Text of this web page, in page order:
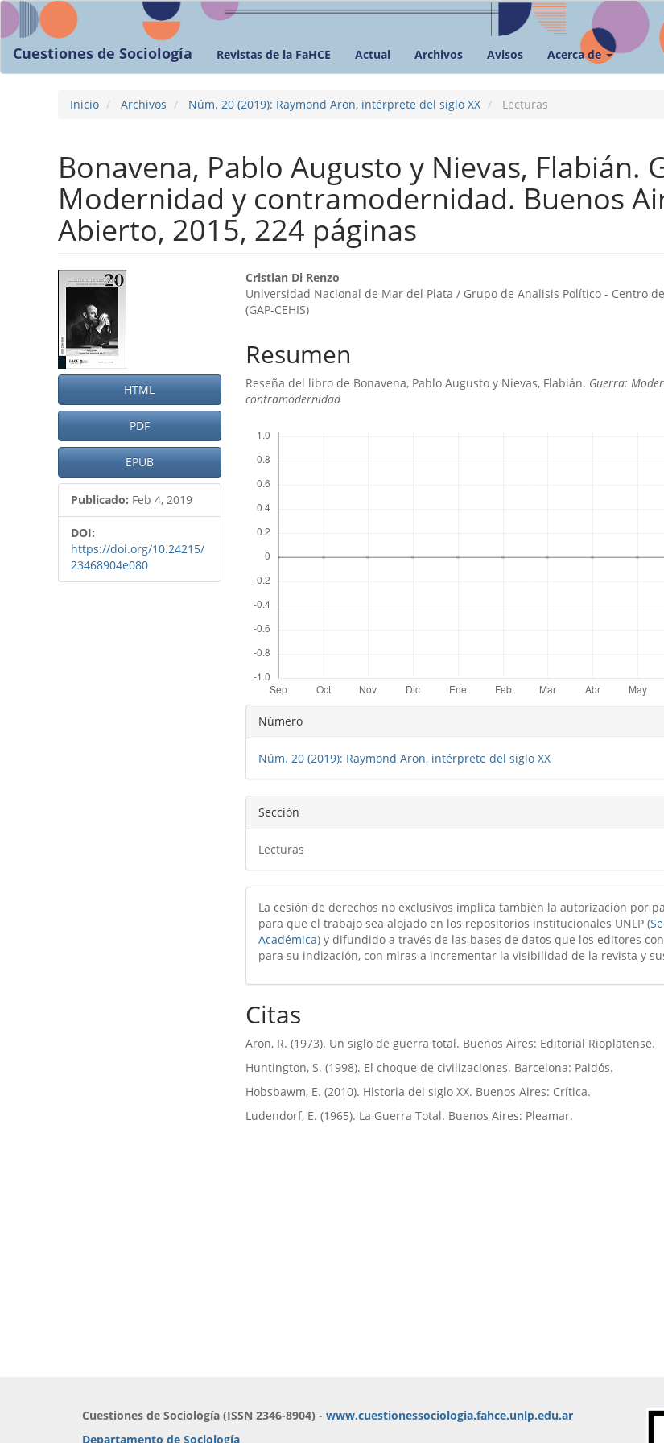
Navegación
principal
Contenido
principal
Barra
Cuestiones de Sociología Revistas de la FaHCE Actual Archivos Avisos Acerca de
Inicio Archivos Núm. 20 (2019): Raymond Aron, intérprete del siglo XX Lecturas
Bonavena, Pablo Augusto y Nievas, Flabián.
Modernidad y contramodernidad. Buenos
Abierto, 2015, 224 páginas
Barra
lateral
del
artículo
HTML
PDF
EPUB
Publicado: Feb 4, 2019
DOI:
https://doi.org/10.24215/
23468904e080
Contenido
principal
artículo
Cristian Di Renzo
Universidad Nacional de Mar del Plata / Grupo de Analisis Político - Centro
(GAP-CEHIS)
Resumen
Reseña del libro de Bonavena, Pablo Augusto y Nievas, Flabián. Guerra:
contramodernidad
Detalles
del
artículo
Número
Núm. 20 (2019): Raymond Aron, intérprete del siglo XX
Sección
Lecturas
La cesión de derechos no exclusivos implica también la autorización por
para que el trabajo sea alojado en los repositorios institucionales UNLP (
Académica) y difundido a través de las bases de datos que los editores
para su indización, con miras a incrementar la visibilidad de la revista y
Citas
Aron, R. (1973). Un siglo de guerra total. Buenos Aires: Editorial Rioplatense.
Huntington, S. (1998). El choque de civilizaciones. Barcelona: Paidós.
Hobsbawm, E. (2010). Historia del siglo XX. Buenos Aires: Crí­tica.
Ludendorf, E. (1965). La Guerra Total. Buenos Aires: Pleamar.
Cuestiones de Sociología (ISSN 2346-8904) - www.cuestionessociologia.fahce.unlp.edu.ar
Departamento de Sociología